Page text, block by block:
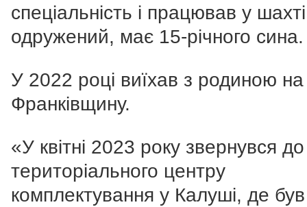
спеціальність і працював у
одружений, має 15-річного сина.
У 2022 році виїхав з родиною на
Франківщину.
«У квітні 2023 року звернувся до
територіального центру
комплектування у Калуші, де був